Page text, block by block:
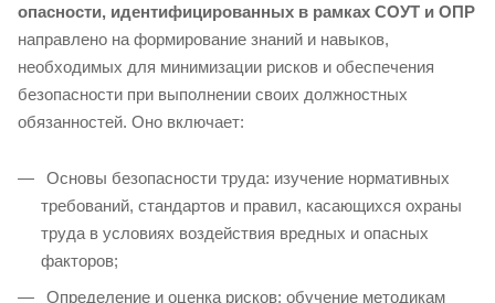
опасности, идентифицированных в рамках СОУТ и ОПР
направлено на формирование знаний и навыков,
необходимых для минимизации рисков и обеспечения
безопасности при выполнении своих должностных
обязанностей. Оно включает:
Основы безопасности труда: изучение нормативных
требований, стандартов и правил, касающихся охраны
труда в условиях воздействия вредных и опасных
факторов;
Определение и оценка рисков: обучение методикам